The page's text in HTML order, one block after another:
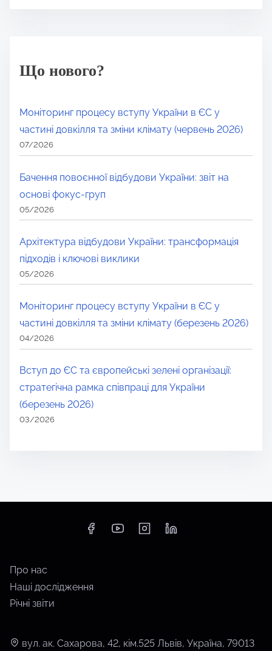
Що нового?
Моніторинг процесу вступу України в ЄС у
частині довкілля та зміни клімату (червень 2026)
07/2026
Бачення повоєнної відбудови України: звіт на
основі фокус-груп
05/2026
Архітектура відбудови України: трансформація
підходів і ключові виклики
05/2026
Моніторинг процесу вступу України в ЄС у
частині довкілля та зміни клімату (березень 2026)
04/2026
Вступ до ЄС та європейські зелені організації:
стратегічна рамка співпраці для України
(березень 2026)
03/2026
Про нас
Наші дослідження
Річні звіти
вул. ак. Сахарова, 42, кім.525 Львів, Україна, 79013